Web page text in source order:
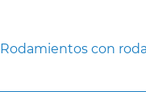
Rodamientos con